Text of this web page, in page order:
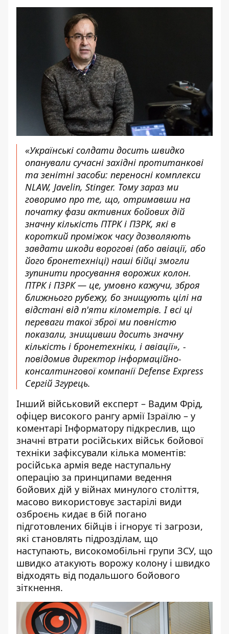
«Українські солдати досить швидко
опанували сучасні західні протитанкові
та зенітні засоби: переносні комплекси
NLAW, Javelin, Stinger. Тому зараз ми
говоримо про те, що, отримавши на
початку фази активних бойових дій
значну кількість ПТРК і ПЗРК, які в
короткий проміжок часу дозволяють
завдати шкоди ворогові (або авіації, або
його бронетехніці) наші бійці змогли
зупинити просування ворожих колон.
ПТРК і ПЗРК — це, умовно кажучи, зброя
ближнього рубежу, бо знищують цілі на
відстані від п'яти кілометрів. І всі ці
переваги такої зброї ми повністю
показали, знищивши досить значну
кількість і бронетехніки, і авіації», -
повідомив директор інформаційно-
консалтингової компанії Defense Express
Сергій Згурець.
Інший військовий експерт – Вадим Фрід,
офіцер високого рангу армії Ізраїлю – у
коментарі Інформатору підкреслив, що
значні втрати російських військ бойової
техніки зафіксували кілька моментів:
російська армія веде наступальну
операцію за принципами ведення
бойових дій у війнах минулого століття,
масово використовує застарілі види
озброєнь кидає в бій погано
підготовлених бійців і ігнорує ті загрози,
які становлять підрозділам, що
наступають, високомобільні групи ЗСУ, що
швидко атакують ворожу колону і швидко
відходять від подальшого бойового
зіткнення.